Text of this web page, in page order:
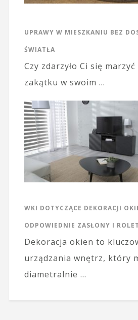
UPRAWY W MIESZKANIU BEZ
ŚWIATŁA
Czy zdarzyło Ci się
zakątku w swoim …
WKI DOTYCZĄCE DEKORACJI
ODPOWIEDNIE ZASŁONY I
Dekoracja okien to
urządzania wnętrz, który
diametralnie …